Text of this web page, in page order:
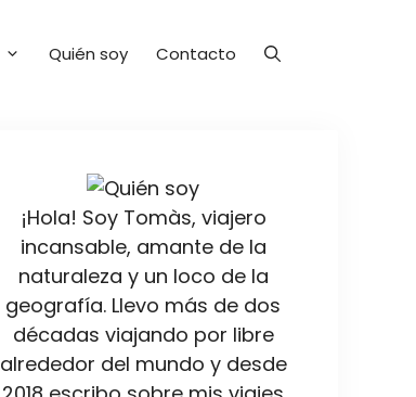
Quién soy Contacto
¡Hola! Soy Tomàs, viajero
incansable, amante de la
naturaleza y un loco de la
geografía. Llevo más de dos
décadas viajando por libre
alrededor del mundo y desde